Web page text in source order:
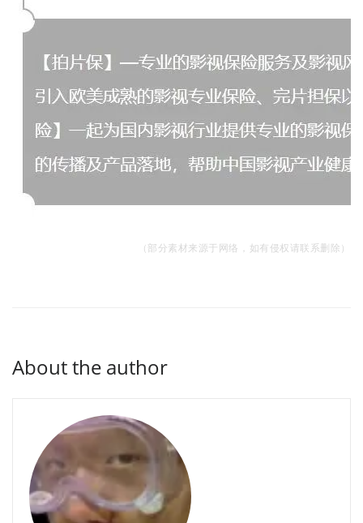
（ 部分素材来源于网络，如有侵权请联系删除）
About the author